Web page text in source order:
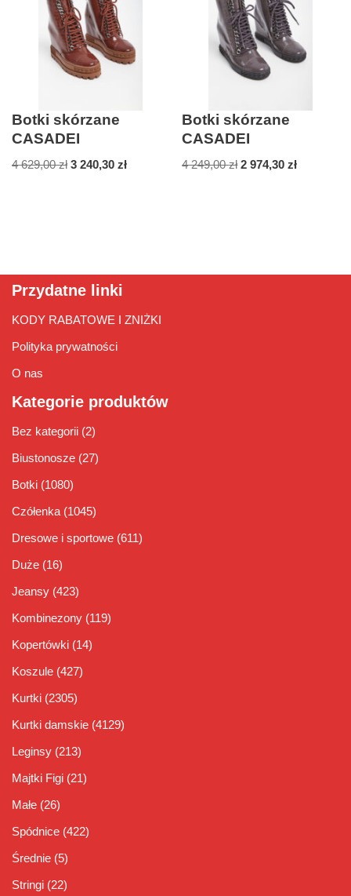
Botki skórzane
CASADEI
4 629,00zł 3 240,30 zł
Botki skórzane
CASADEI
4 249,00zł 2 974,30zł
Przydatne linki
KODY RABATOWE I ZNIŻKI
Polityka prywatności
O nas
Kategorie produktów
Bez kategorii (2)
Biustonosze (27)
Botki (1080)
Czółenka (1045)
Dresowe i sportowe (611)
Duże (16)
Jeansy (423)
Kombinezony (119)
Kopertówki (14)
Koszule (427)
Kurtki (2305)
Kurtki damskie (4129)
Leginsy (213)
Majtki Figi (21)
Małe (26)
Spódnice (422)
Średnie (5)
Stringi (22)